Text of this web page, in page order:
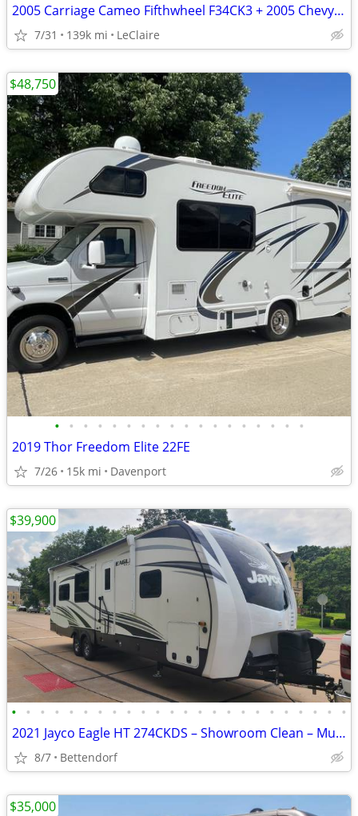
2005 Carriage Cameo Fifthwheel F34CK3 + 2005 Chevy 2500HD Duramax
7/31 139k mi LeClaire
• • • • • • • • • • • • • • • • • •
2019 Thor Freedom Elite 22FE
7/26 15k mi Davenport
$48,750
• • • • • • • • • • • • • • • • • • • • • • • •
2021 Jayco Eagle HT 274CKDS – Showroom Clean – Must See
8/7 Bettendorf
$39,900
$35,000